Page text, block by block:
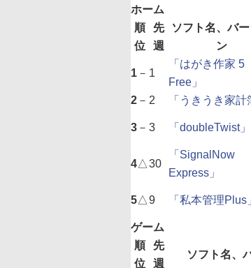
ホーム
順
位
先
週
ソフト名、バー
ン
1 － 1
「はがき作家 5
Free」
2 － 2 「うきうき家計
3 － 3 「doubleTwist」
4△30
「SignalNow
Express」
5△9 「私本管理Plus
ゲーム
順
位
先
週
ソフト名、